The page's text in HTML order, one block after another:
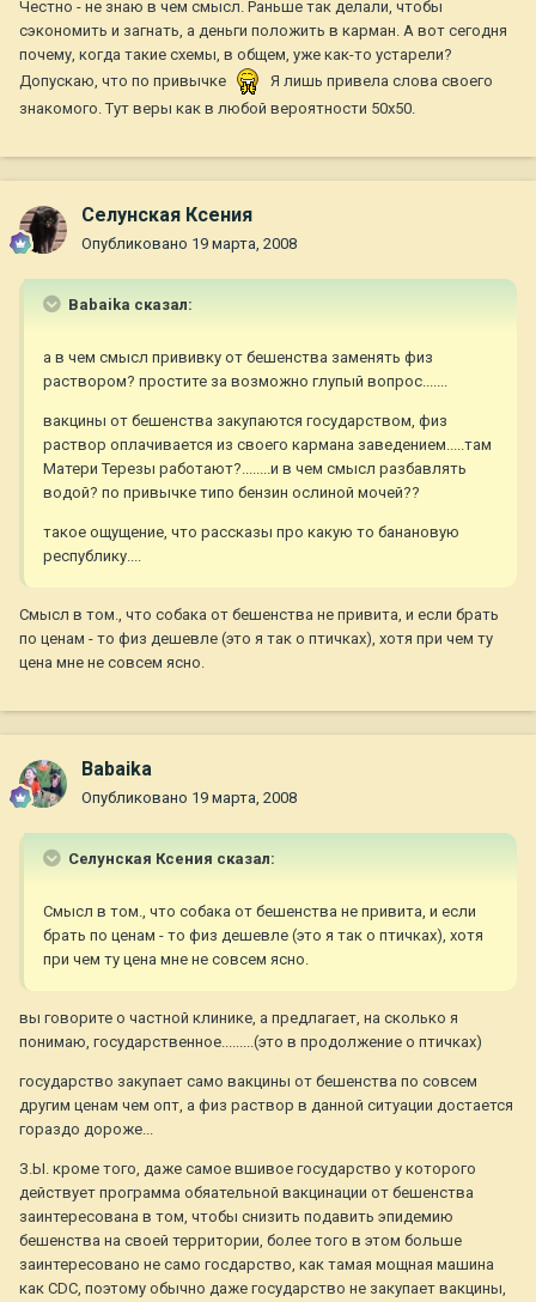
Честно - не знаю в чем смысл. Раньше так делали, чтобы
сэкономить и загнать, а деньги положить в карман. А вот сегодня
почему, когда такие схемы, в общем, уже как-то устарели?
Допускаю, что по привычке
Я лишь привела слова своего
знакомого. Тут веры как в любой вероятности 50х50.
Селунская Ксения
Опубликовано 19 марта, 2008
Babaika сказал:
а в чем смысл прививку от бешенства заменять физ
раствором? простите за возможно глупый вопрос.......
вакцины от бешенства закупаются государством, физ
раствор оплачивается из своего кармана заведением.....там
Матери Терезы работают?........и в чем смысл разбавлять
водой? по привычке типо бензин ослиной мочей??
такое ощущение, что рассказы про какую то банановую
республику....
Смысл в том., что собака от бешенства не привита, и если брать
по ценам - то физ дешевле (это я так о птичках), хотя при чем ту
цена мне не совсем ясно.
Babaika
Опубликовано 19 марта, 2008
Селунская Ксения сказал:
Смысл в том., что собака от бешенства не привита, и если
брать по ценам - то физ дешевле (это я так о птичках), хотя
при чем ту цена мне не совсем ясно.
вы говорите о частной клинике, а предлагает, на сколько я
понимаю, государственное.........(это в продолжение о птичках)
государство закупает само вакцины от бешенства по совсем
другим ценам чем опт, а физ раствор в данной ситуации достается
гораздо дороже...
З.Ы. кроме того, даже самое вшивое государство у которого
действует программа обяательной вакцинации от бешенства
заинтересована в том, чтобы снизить подавить эпидемию
бешенства на своей территории, более того в этом больше
заинтересовано не само госдарство, как тамая мощная машина
как CDC, поэтому обычно даже государство не закупает вакцины,